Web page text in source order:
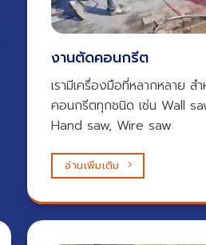
งานตัดคอนกรีต​
เรามีเครื่องมือที่หลากหลาย ส
คอนกรีตทุกชนิด เช่น Wall
Hand saw, Wire saw
อ่านเพิ่มเติม